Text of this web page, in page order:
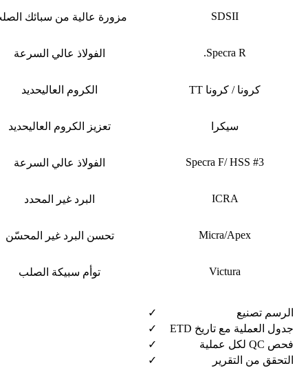
SDSII مزورة عالية من سبائك
Specra R. الفولاذ عالي السرعة
كرونا / كرونا TT الكروم العاليحديد
سيكرا تعزيز الكروم العاليحديد
Specra F/ HSS #3 الفولاذ عالي السرعة
ICRA البرد غير المحدد
Micra/Apex تحسن البرد غير المحسّن
Victura توأم سبيكة الصلب
الرسم تصنيع
✓
جدول العملية مع تاريخ ETD
✓
فحص QC لكل عملية
✓
التحقق من التقرير
✓